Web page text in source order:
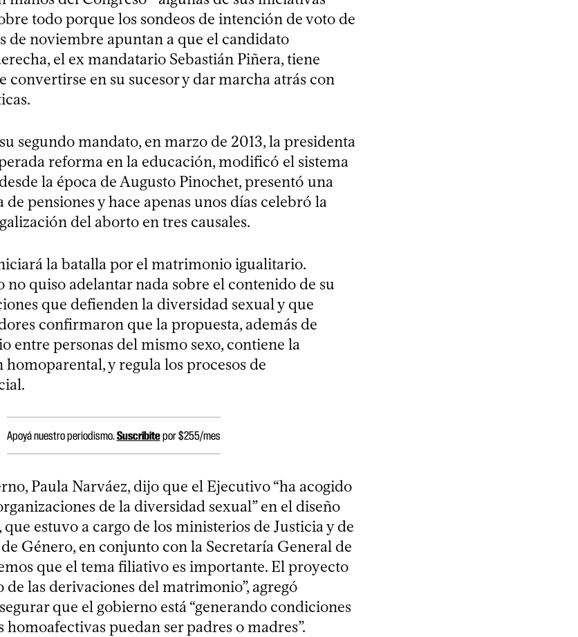
todo porque los sondeos de intención de voto de
de noviembre apuntan a que el candidato
el ex mandatario Sebastián Piñera, tiene
convertirse en su sucesor y dar marcha atrás con
segundo mandato, en marzo de 2013, la presidenta
reforma en la educación, modificó el sistema
la época de Augusto Pinochet, presentó una
pensiones y hace apenas unos días celebró la
del aborto en tres causales.
la batalla por el matrimonio igualitario.
quiso adelantar nada sobre el contenido de su
que defienden la diversidad sexual y que
confirmaron que la propuesta, además de
entre personas del mismo sexo, contiene la
y regula los procesos de
Apoyá nuestro periodismo.Suscribitepor $255/mes
Paula Narváez, dijo que el Ejecutivo “ha acogido
de la diversidad sexual” en el diseño
estuvo a cargo de los ministerios de Justicia y de
Género, en conjunto con la Secretaría General de
que el tema filiativo es importante. El proyecto
de las derivaciones del matrimonio”, agregó
que el gobierno está “generando condiciones
homoafectivas puedan ser padres o madres”.